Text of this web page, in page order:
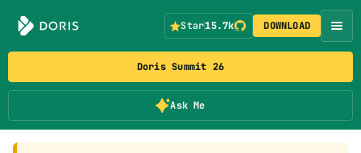
Doris Summit 26
Ask Me
Star15.7k DOWNLOAD